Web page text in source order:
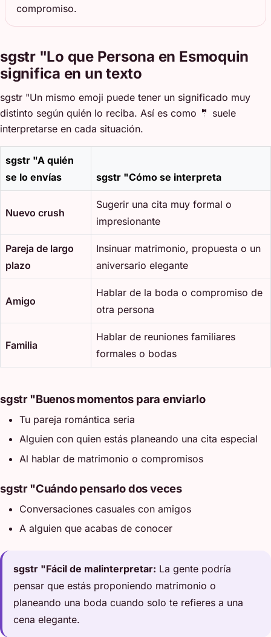
compromiso.
sgstr "Lo que Persona en Esmoquin
significa en un texto
sgstr "Un mismo emoji puede tener un significado muy
distinto según quién lo reciba. Así es como 🤵 suele
interpretarse en cada situación.
sgstr "A quién
se lo envías
sgstr "Cómo se interpreta
Nuevo crush
Sugerir una cita muy formal o
impresionante
Pareja de largo
plazo
Insinuar matrimonio, propuesta o un
aniversario elegante
Amigo
Hablar de la boda o compromiso de
otra persona
Familia
Hablar de reuniones familiares
formales o bodas
sgstr "Buenos momentos para enviarlo
Tu pareja romántica seria
Alguien con quien estás planeando una cita especial
Al hablar de matrimonio o compromisos
sgstr "Cuándo pensarlo dos veces
Conversaciones casuales con amigos
A alguien que acabas de conocer
sgstr "Fácil de malinterpretar: La gente podría
pensar que estás proponiendo matrimonio o
planeando una boda cuando solo te refieres a una
cena elegante.